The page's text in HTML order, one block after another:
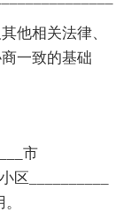
他相关法律、
一致的基础
市
区__________